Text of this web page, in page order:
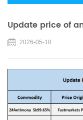
Update price of
2026-05-18